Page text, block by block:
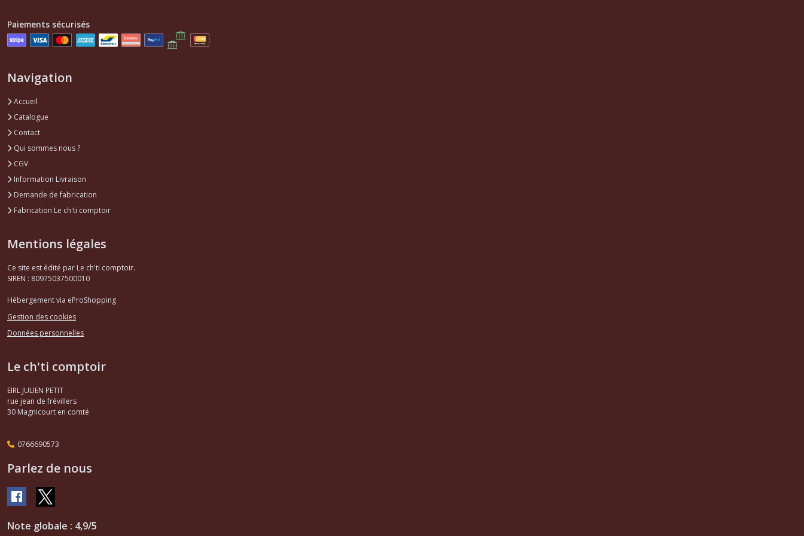
(4)
Accessoires
pose
(1)
Afficher
résultats
Paiements sécurisés
Navigation
Accueil
Catalogue
Contact
Qui sommes nous ?
CGV
Information Livraison
Demande de fabrication
Fabrication Le ch'ti comptoir
Mentions légales
Ce site est édité par Le ch'ti comptoir.
SIREN : 80975037500010
Hébergement via eProShopping
Gestion des cookies
Données personnelles
Le ch'ti comptoir
EIRL JULIEN PETIT
rue jean de frévillers
30 Magnicourt en comté
0766690573
Parlez de nous
Note globale : 4,9/5